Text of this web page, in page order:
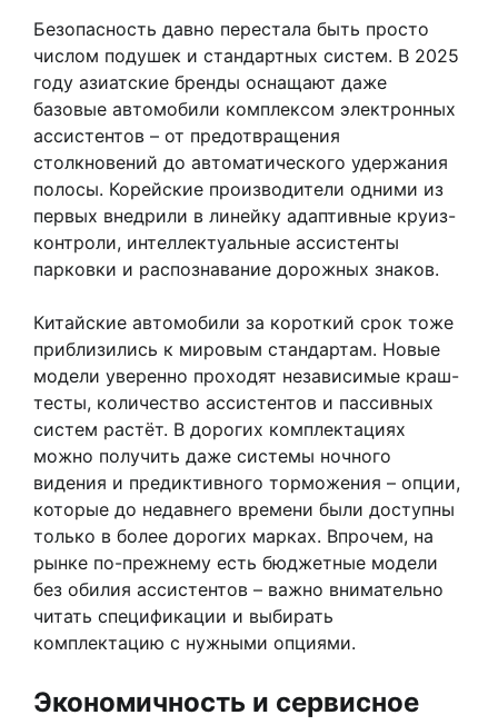
Безопасность давно перестала быть просто
числом подушек и стандартных систем. В 2025
году азиатские бренды оснащают даже
базовые автомобили комплексом электронных
ассистентов – от предотвращения
столкновений до автоматического удержания
полосы. Корейские производители одними из
первых внедрили в линейку адаптивные круиз-
контроли, интеллектуальные ассистенты
парковки и распознавание дорожных знаков.
Китайские автомобили за короткий срок тоже
приблизились к мировым стандартам. Новые
модели уверенно проходят независимые краш-
тесты, количество ассистентов и пассивных
систем растёт. В дорогих комплектациях
можно получить даже системы ночного
видения и предиктивного торможения – опции,
которые до недавнего времени были доступны
только в более дорогих марках. Впрочем, на
рынке по-прежнему есть бюджетные модели
без обилия ассистентов – важно внимательно
читать спецификации и выбирать
комплектацию с нужными опциями.
Экономичность и сервисное